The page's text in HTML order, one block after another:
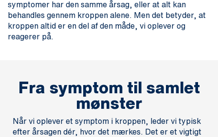
symptomer har den samme årsag, eller at alt kan
behandles gennem kroppen alene. Men det betyder, at
kroppen altid er en del af den måde, vi oplever og
reagerer på.
Fra symptom til samlet
mønster
Når vi oplever et symptom i kroppen, leder vi typisk
efter årsagen dér, hvor det mærkes. Det er et vigtigt